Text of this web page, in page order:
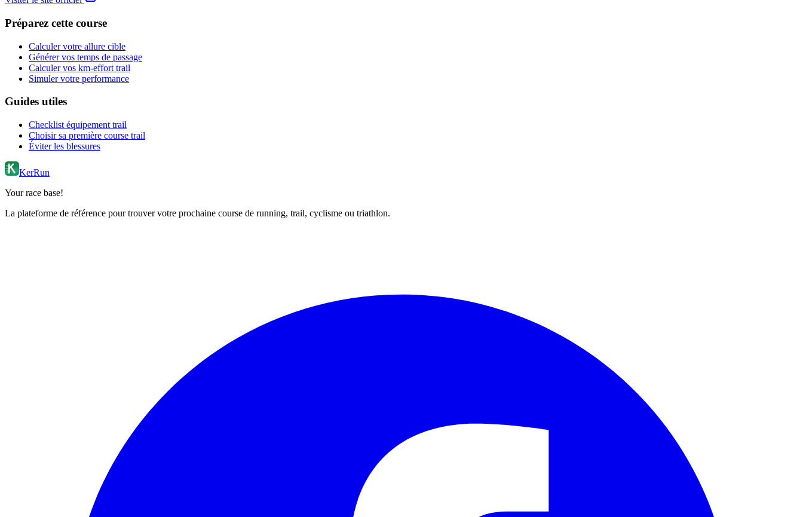
Préparez cette course
Calculer votre allure cible
Générer vos temps de passage
Calculer vos km-effort trail
Simuler votre performance
Guides utiles
Checklist équipement trail
Choisir sa première course trail
Éviter les blessures
KerRun
Your race base!
La plateforme de référence pour trouver votre prochaine course de running, trail, cyclisme ou triathlon.